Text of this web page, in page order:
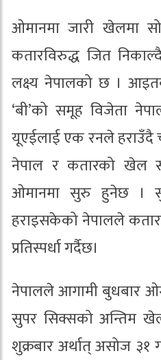
ओमानमा जारी खेलमा
कतारविरुद्ध जित
लक्ष्य नेपालको छ ।
‘बी’को समूह विजेता
यूएईलाई एक रनले
नेपाल र कतारको खेल
ओमानमा सुरु हुनेछ ।
हराइसकेको नेपालले
प्रतिस्पर्धा गर्दैछ।
नेपालले आगामी बुधबार
सुपर सिक्सको अन्तिम
शुक्रबार अर्थात् असोज ३१